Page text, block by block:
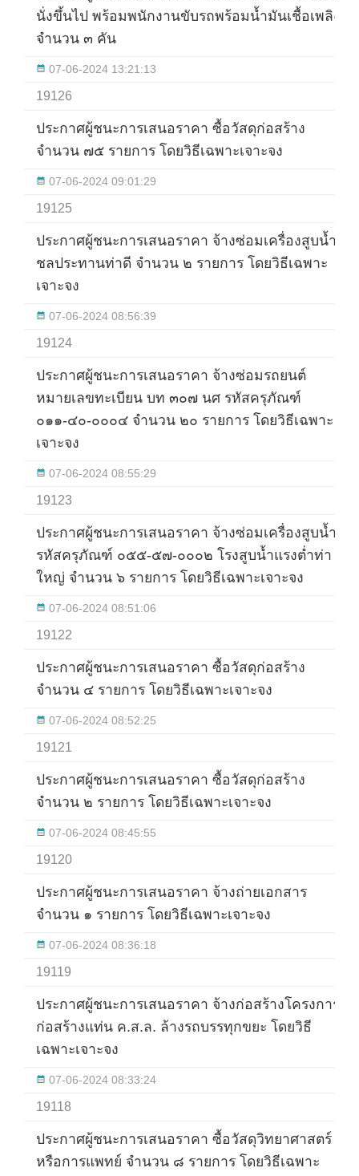
นั่งขึ้นไป พร้อมพนักงานขับรถพร้อมน้ำมันเชื้อเพลิง
จำนวน ๓ คัน
07-06-2024 13:21:13
19126
ประกาศผู้ชนะการเสนอราคา ซื้อวัสดุก่อสร้าง
จำนวน ๗๕ รายการ โดยวิธีเฉพาะเจาะจง
07-06-2024 09:01:29
19125
ประกาศผู้ชนะการเสนอราคา จ้างซ่อมเครื่องสูบน้ำ
ชลประทานท่าดี จำนวน ๒ รายการ โดยวิธีเฉพาะ
เจาะจง
07-06-2024 08:56:39
19124
ประกาศผู้ชนะการเสนอราคา จ้างซ่อมรถยนต์
หมายเลขทะเบียน บท ๓๐๗ นศ รหัสครุภัณฑ์
๐๑๑-๔๐-๐๐๐๔ จำนวน ๒๐ รายการ โดยวิธีเฉพาะ
เจาะจง
07-06-2024 08:55:29
19123
ประกาศผู้ชนะการเสนอราคา จ้างซ่อมเครื่องสูบน้ำ
รหัสครุภัณฑ์ ๐๕๕-๕๗-๐๐๐๒ โรงสูบน้ำแรงต่ำท่า
ใหญ่ จำนวน ๖ รายการ โดยวิธีเฉพาะเจาะจง
07-06-2024 08:51:06
19122
ประกาศผู้ชนะการเสนอราคา ซื้อวัสดุก่อสร้าง
จำนวน ๔ รายการ โดยวิธีเฉพาะเจาะจง
07-06-2024 08:52:25
19121
ประกาศผู้ชนะการเสนอราคา ซื้อวัสดุก่อสร้าง
จำนวน ๒ รายการ โดยวิธีเฉพาะเจาะจง
07-06-2024 08:45:55
19120
ประกาศผู้ชนะการเสนอราคา จ้างถ่ายเอกสาร
จำนวน ๑ รายการ โดยวิธีเฉพาะเจาะจง
07-06-2024 08:36:18
19119
ประกาศผู้ชนะการเสนอราคา จ้างก่อสร้างโครงการ
ก่อสร้างแท่น ค.ส.ล. ล้างรถบรรทุกขยะ โดยวิธี
เฉพาะเจาะจง
07-06-2024 08:33:24
19118
ประกาศผู้ชนะการเสนอราคา ซื้อวัสดุวิทยาศาสตร์
หรือการแพทย์ จำนวน ๘ รายการ โดยวิธีเฉพาะ